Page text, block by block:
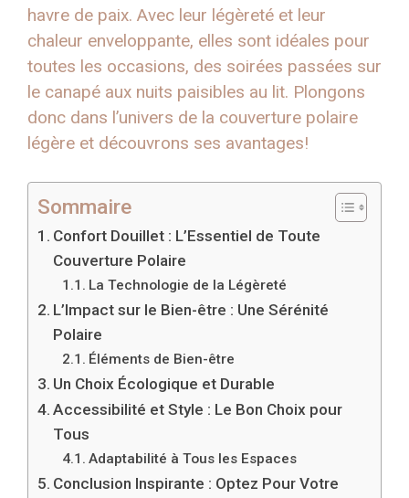
havre de paix. Avec leur légèreté et leur
chaleur enveloppante, elles sont idéales pour
toutes les occasions, des soirées passées sur
le canapé aux nuits paisibles au lit. Plongons
donc dans l’univers de la couverture polaire
légère et découvrons ses avantages!
Sommaire
Confort Douillet : L’Essentiel de Toute
Couverture Polaire
La Technologie de la Légèreté
L’Impact sur le Bien-être : Une Sérénité
Polaire
Éléments de Bien-être
Un Choix Écologique et Durable
Accessibilité et Style : Le Bon Choix pour
Tous
Adaptabilité à Tous les Espaces
Conclusion Inspirante : Optez Pour Votre